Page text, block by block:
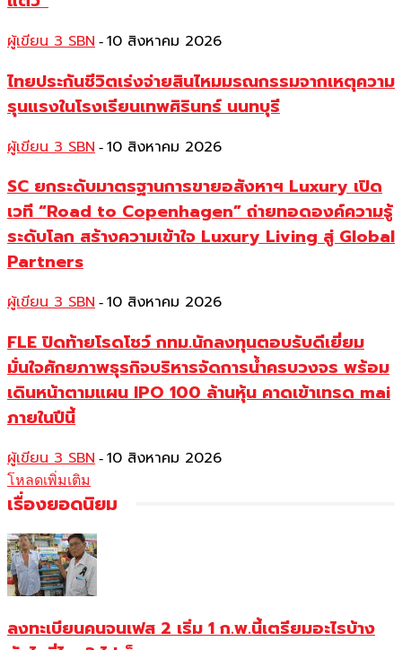
ผู้เขียน 3 SBN - 10 สิงหาคม 2026
ไทยประกันชีวิตเร่งจ่ายสินไหมมรณกรรมจากเหตุความ
รุนแรงในโรงเรียนเทพศิรินทร์ นนทบุรี
ผู้เขียน 3 SBN - 10 สิงหาคม 2026
SC ยกระดับมาตรฐานการขายอสังหาฯ Luxury เปิด
เวที “Road to Copenhagen” ถ่ายทอดองค์ความรู้
ระดับโลก สร้างความเข้าใจ Luxury Living สู่ Global
Partners
ผู้เขียน 3 SBN - 10 สิงหาคม 2026
FLE ปิดท้ายโรดโชว์ กทม.นักลงทุนตอบรับดีเยี่ยม
มั่นใจศักยภาพธุรกิจบริหารจัดการน้ำครบวงจร พร้อม
เดินหน้าตามแผน IPO 100 ล้านหุ้น คาดเข้าเทรด mai
ภายในปีนี้
ผู้เขียน 3 SBN - 10 สิงหาคม 2026
โหลดเพิ่มเติม
เรื่องยอดนิยม
ลงทะเบียนคนจนเฟส 2 เริ่ม 1 ก.พ.นี้เตรียมอะไรบ้าง